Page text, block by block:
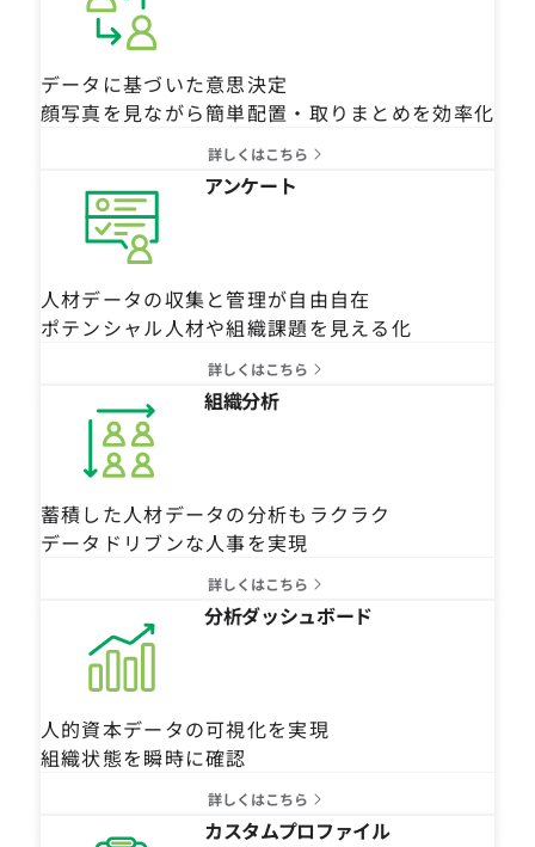
データに基づいた意思決定
顔写真を見ながら簡単配置・取りまとめを効率化
詳しくはこちら
アンケート
人材データの収集と管理が自由自在
ポテンシャル人材や組織課題を見える化
詳しくはこちら
組織分析
蓄積した人材データの分析もラクラク
データドリブンな人事を実現
詳しくはこちら
分析ダッシュボード
人的資本データの可視化を実現
組織状態を瞬時に確認
詳しくはこちら
カスタムプロファイル